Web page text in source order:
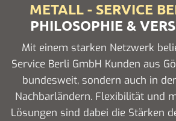
METALL - SERVICE
PHILOSOPHIE &
Mit einem starken Netzwerk
Service Berli GmbH Kunden aus
bundesweit, sondern auch in
Nachbarländern. Flexibilität und
Lösungen sind dabei die Stärken